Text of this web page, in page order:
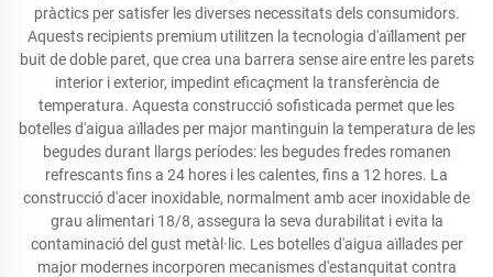
pràctics per satisfer les diverses necessitats dels consumidors.
Aquests recipients premium utilitzen la tecnologia d'aïllament per
buit de doble paret, que crea una barrera sense aire entre les parets
interior i exterior, impedint eficaçment la transferència de
temperatura. Aquesta construcció sofisticada permet que les
botelles d'aigua aïllades per major mantinguin la temperatura de les
begudes durant llargs períodes: les begudes fredes romanen
refrescants fins a 24 hores i les calentes, fins a 12 hores. La
construcció d'acer inoxidable, normalment amb acer inoxidable de
grau alimentari 18/8, assegura la seva durabilitat i evita la
contaminació del gust metàl·lic. Les botelles d'aigua aïllades per
major modernes incorporen mecanismes d'estanquitat contra